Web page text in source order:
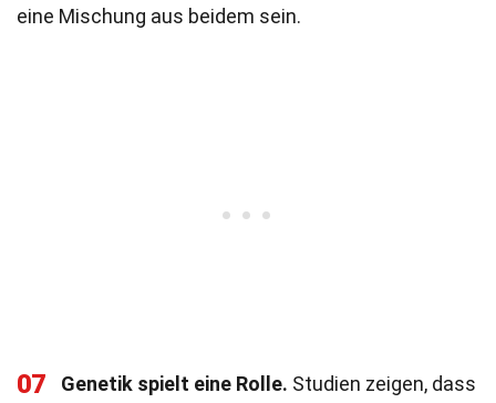
eine Mischung aus beidem sein.
07 Genetik spielt eine Rolle. Studien zeigen, dass